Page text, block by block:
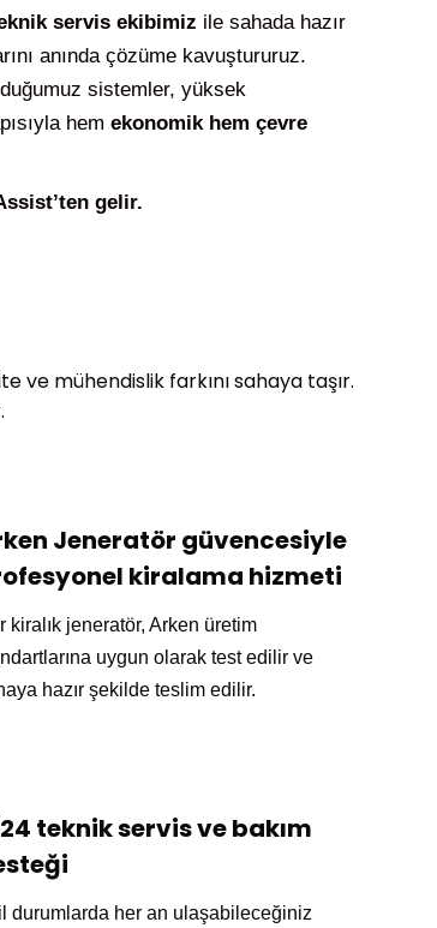
servis ekibimiz ile sahada hazır
anında çözüme kavuştururuz.
sistemler, yüksek
hem ekonomik hem çevre
gelir.
ve mühendislik farkını sahaya taşır.
Jeneratör güvencesiyle
kiralama hizmeti
kiralık jeneratör, Arken üretim
uygun olarak test edilir ve
hazır şekilde teslim edilir.
teknik servis ve bakım
durumlarda her an ulaşabileceğiniz